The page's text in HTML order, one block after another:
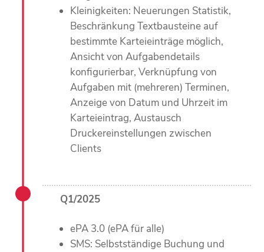
Kleinigkeiten: Neuerungen Statistik,
Beschränkung Textbausteine auf
bestimmte Karteieinträge möglich,
Ansicht von Aufgabendetails
konfigurierbar, Verknüpfung von
Aufgaben mit (mehreren) Terminen,
Anzeige von Datum und Uhrzeit im
Karteieintrag, Austausch
Druckereinstellungen zwischen
Clients
Q1/2025
ePA 3.0 (ePA für alle)
SMS: Selbstständige Buchung und